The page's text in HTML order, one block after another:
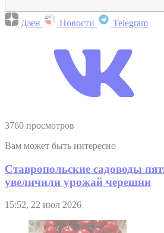
Дзен Новости Telegram
3760 просмотров
Вам может быть интересно
Ставропольские садоводы
увеличили урожай черешни
15:52, 22 июл 2026